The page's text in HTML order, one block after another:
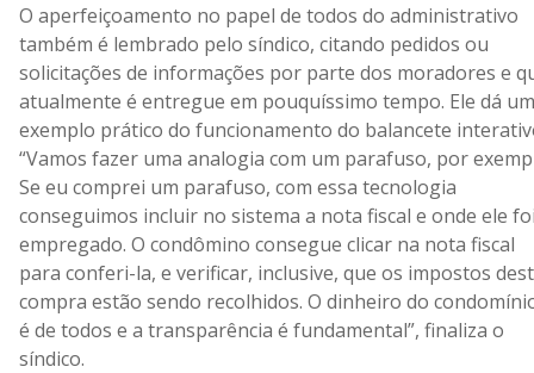
O aperfeiçoamento no papel de todos do administrativo
também é lembrado pelo síndico, citando pedidos ou
solicitações de informações por parte dos moradores e
atualmente é entregue em pouquíssimo tempo. Ele dá um
exemplo prático do funcionamento do balancete
“Vamos fazer uma analogia com um parafuso, por
Se eu comprei um parafuso, com essa tecnologia
conseguimos incluir no sistema a nota fiscal e onde ele
empregado. O condômino consegue clicar na nota fiscal
para conferi-la, e verificar, inclusive, que os impostos
compra estão sendo recolhidos. O dinheiro do
é de todos e a transparência é fundamental”, finaliza o
síndico.